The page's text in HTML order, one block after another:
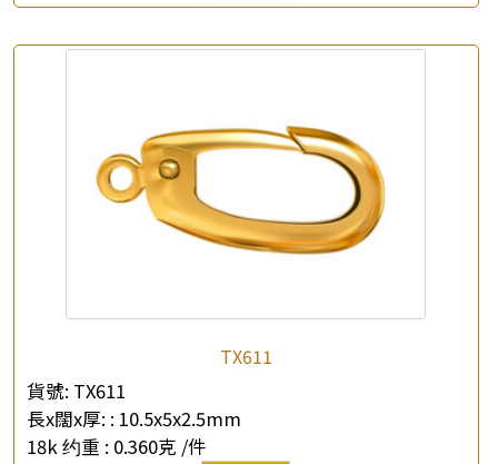
TX611
貨號: TX611
長x闊x厚: : 10.5x5x2.5mm
18k 约重 : 0.360克 /件